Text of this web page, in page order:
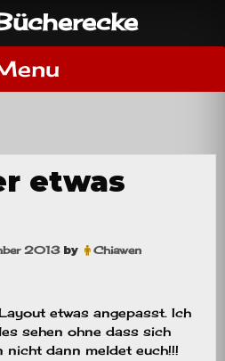
etwas
2013by Chiawen
etwas angepasst. Ich
sehen ohne dass sich
nicht dann meldet euch!!!